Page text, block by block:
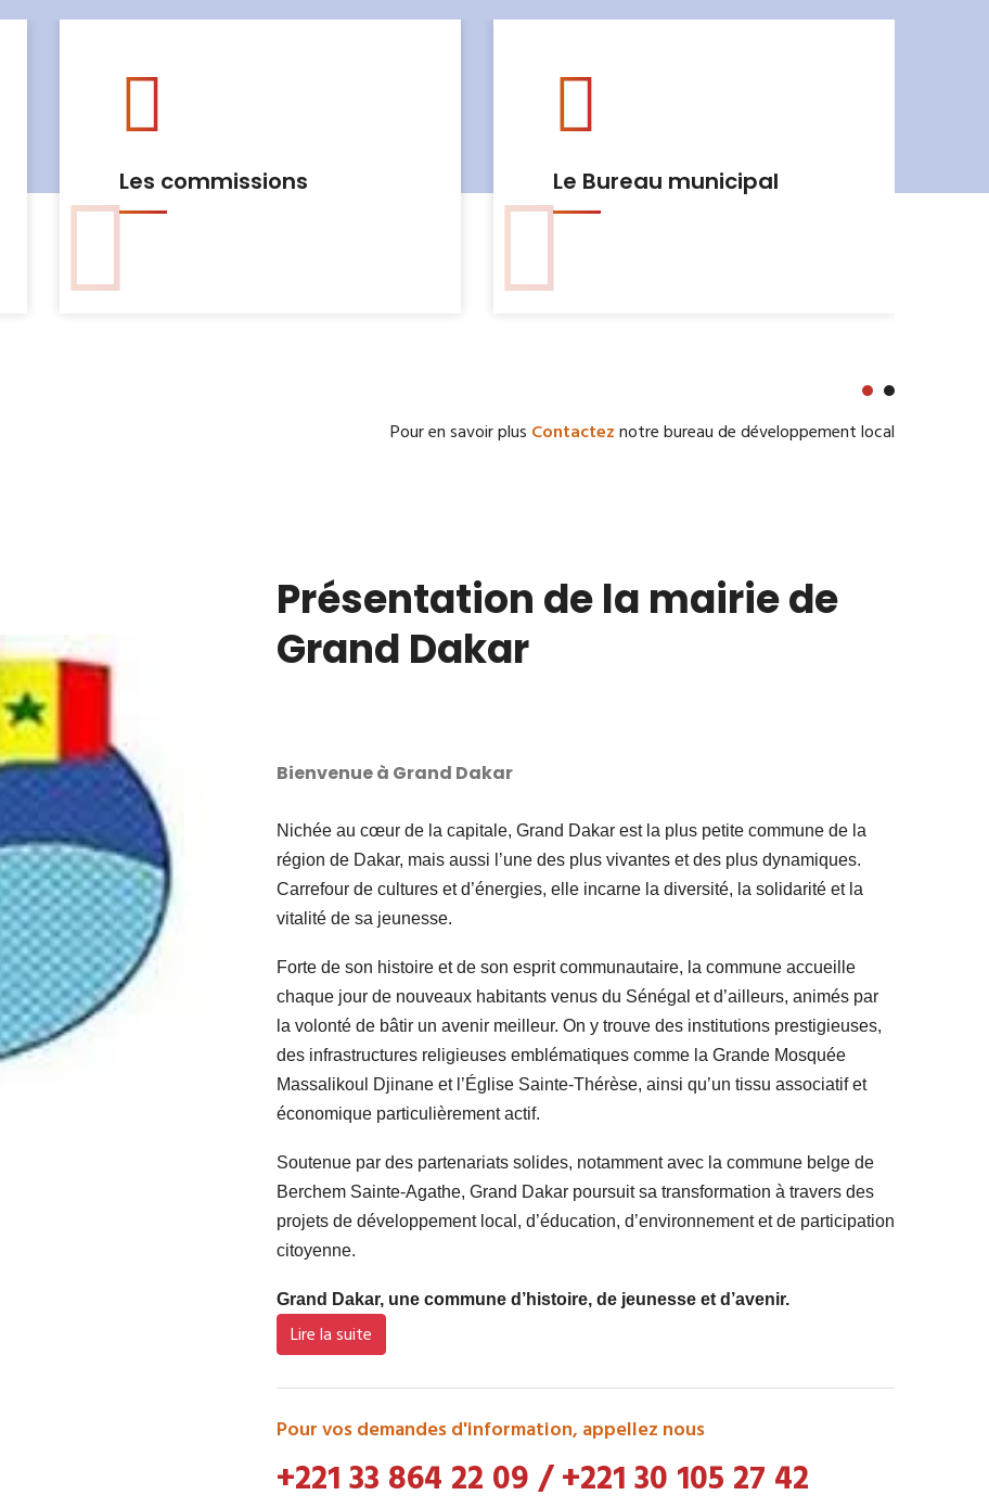
Le Bureau municipal Urbanisme et Habitat
Pour en savoir plus Contacteznotre bureau de développement local
Présentation de la mairie de
Grand Dakar
Bienvenue à Grand Dakar
Nichée au cœur de la capitale, Grand Dakar est la plus petite commune de la
région de Dakar, mais aussi l’une des plus vivantes et des plus dynamiques.
Carrefour de cultures et d’énergies, elle incarne la diversité, la solidarité et la
vitalité de sa jeunesse.
Forte de son histoire et de son esprit communautaire, la commune accueille
chaque jour de nouveaux habitants venus du Sénégal et d’ailleurs, animés par
la volonté de bâtir un avenir meilleur. On y trouve des institutions prestigieuses,
des infrastructures religieuses emblématiques comme la Grande Mosquée
Massalikoul Djinane et l’Église Sainte-Thérèse, ainsi qu’un tissu associatif et
économique particulièrement actif.
Soutenue par des partenariats solides, notamment avec la commune belge de
Berchem Sainte-Agathe, Grand Dakar poursuit sa transformation à travers des
projets de développement local, d’éducation, d’environnement et de participation
citoyenne.
Grand Dakar, une commune d’histoire, de jeunesse et d’avenir.
Lire la suite
Pour vos demandes d'information, appellez nous
+221 33 864 22 09/+221 30 105 27 42